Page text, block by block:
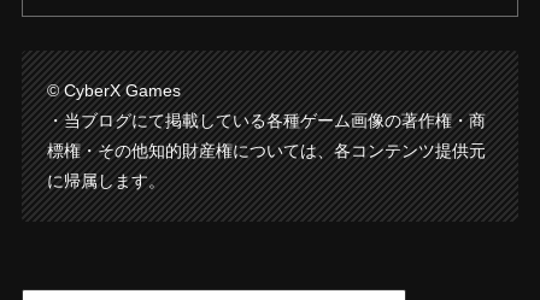
© CyberX Games
・当ブログにて掲載している各種ゲーム画像の著作権・商
標権・その他知的財産権については、各コンテンツ提供元
に帰属します。